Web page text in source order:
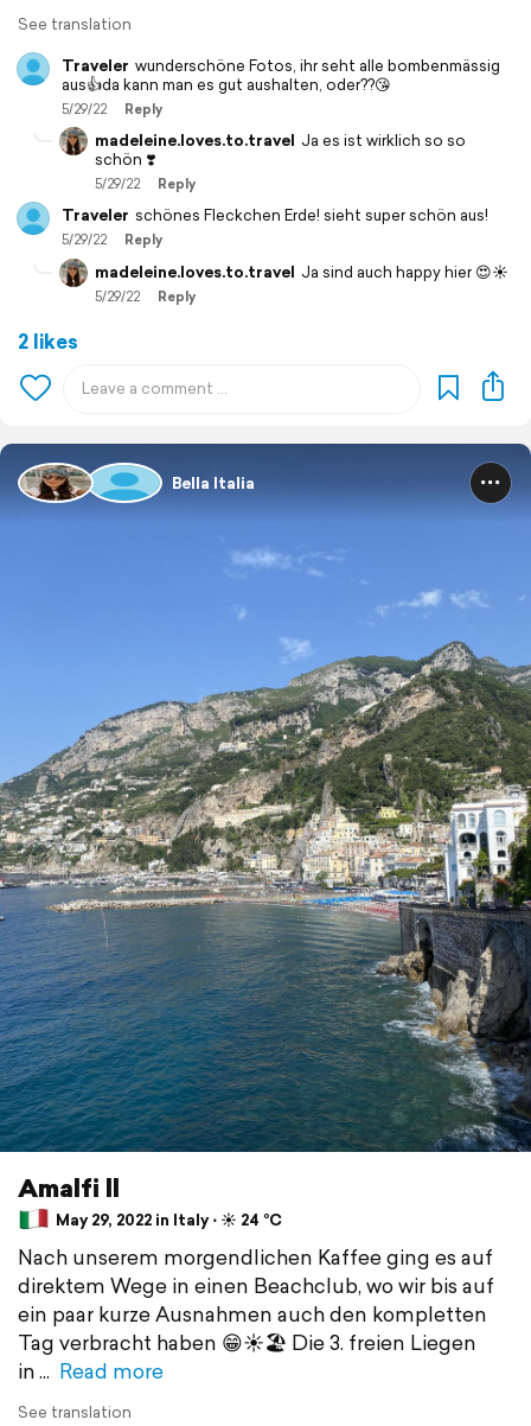
See translation
Traveler wunderschöne Fotos, ihr seht alle bombenmässig
aus👍da kann man es gut aushalten, oder??😘
5/29/22 Reply
madeleine.loves.to.travel Ja es ist wirklich so so
schön ❣️
5/29/22 Reply
Traveler schönes Fleckchen Erde! sieht super schön aus!
5/29/22 Reply
madeleine.loves.to.travel Ja sind auch happy hier 😍☀️
5/29/22 Reply
2 likes
Bella Italia
Amalfi ll
May 29, 2022 in Italy ⋅ ☀️ 24 °C
Nach unserem morgendlichen Kaffee ging es auf
direktem Wege in einen Beachclub, wo wir bis auf
ein paar kurze Ausnahmen auch den kompletten
Tag verbracht haben 😁☀️🏖 Die 3. freien Liegen
in
Read more
See translation